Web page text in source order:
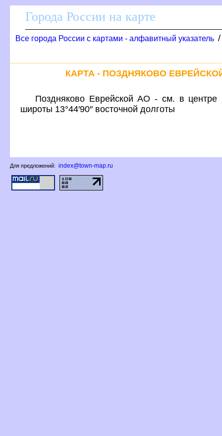
Города России на карте
се города России с картами - алфавитный указатель
КАРТА - ПОЗДНЯКОВО
Поздняково Еврейской АО - см. в центре
широты 13°44′90″ восточной долготы
Для предложений: index@town-map.ru